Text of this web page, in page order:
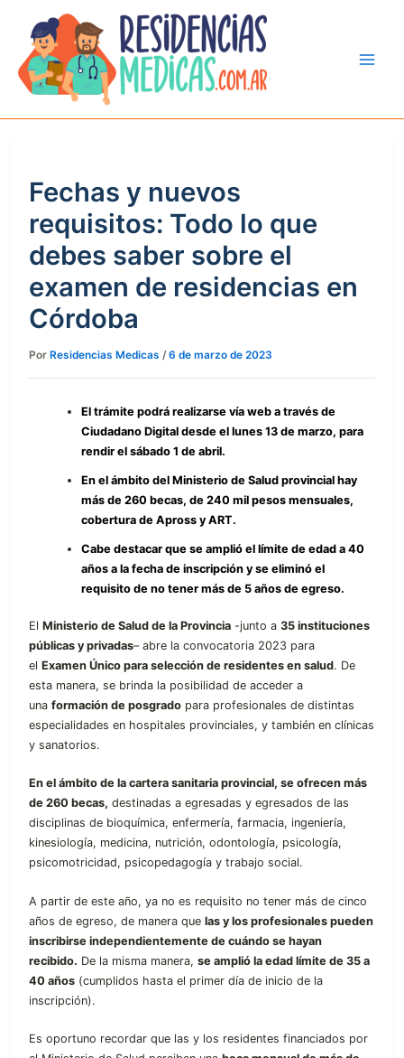
contenido
Fechas y nuevos
requisitos: Todo lo que
debes saber sobre el
examen de residencias en
Córdoba
Por Residencias Medicas /6 de marzo de 2023
El trámite podrá realizarse vía web a través de
Ciudadano Digital desde el lunes 13 de marzo, para
rendir el sábado 1 de abril.
En el ámbito del Ministerio de Salud provincial hay
más de 260 becas, de 240 mil pesos mensuales,
cobertura de Apross y ART.
Cabe destacar que se amplió el límite de edad a 40
años a la fecha de inscripción y se eliminó el
requisito de no tener más de 5 años de egreso.
El Ministerio de Salud de la Provincia -junto a 35 instituciones
públicas y privadas– abre la convocatoria 2023 para
el Examen Único para selección de residentes en salud. De
esta manera, se brinda la posibilidad de acceder a
una formación de posgrado para profesionales de distintas
especialidades en hospitales provinciales, y también en clínicas
y sanatorios.
En el ámbito de la cartera sanitaria provincial, se ofrecen más
de 260 becas, destinadas a egresadas y egresados de las
disciplinas de bioquímica, enfermería, farmacia, ingeniería,
kinesiología, medicina, nutrición, odontología, psicología,
psicomotricidad, psicopedagogía y trabajo social.
A partir de este año, ya no es requisito no tener más de cinco
años de egreso, de manera que las y los profesionales pueden
inscribirse independientemente de cuándo se hayan
recibido. De la misma manera, se amplió la edad límite de 35 a
40 años (cumplidos hasta el primer día de inicio de la
inscripción).
Es oportuno recordar que las y los residentes financiados por